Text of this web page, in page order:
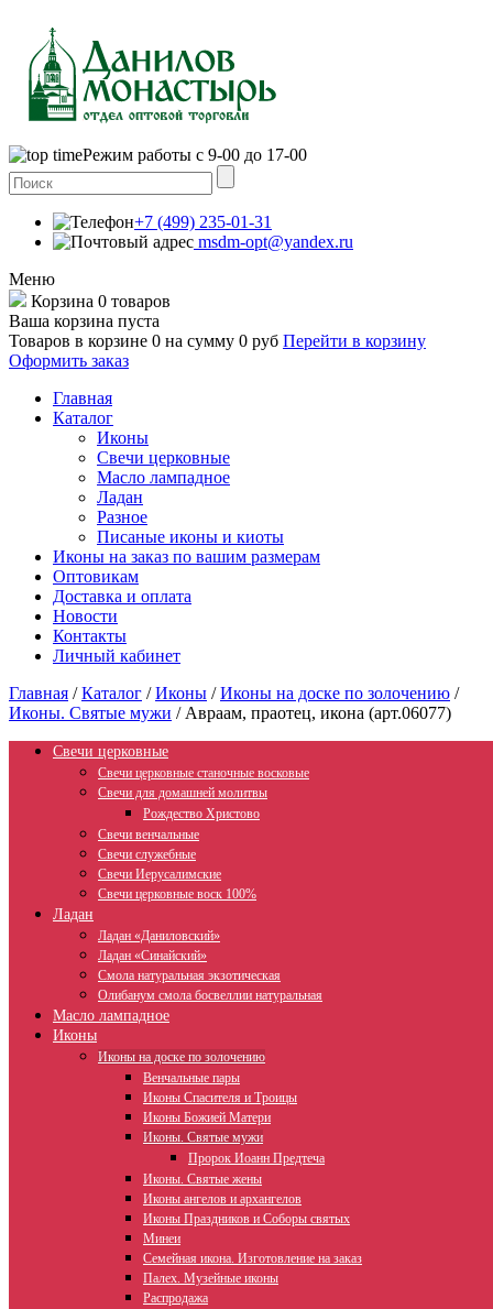
Режим работы с 9-00 до 17-00
+7 (499) 235-01-31
msdm-opt@yandex.ru
Меню
Корзина 0 товаров
Ваша корзина пуста
Товаров в корзине 0 на сумму 0 руб Перейти в корзину
Оформить заказ
Главная
Каталог
Иконы
Свечи церковные
Масло лампадное
Ладан
Разное
Писаные иконы и киоты
Иконы на заказ по вашим размерам
Оптовикам
Доставка и оплата
Новости
Контакты
Личный кабинет
Главная /Каталог /Иконы /Иконы на доске по золочению /
Иконы. Святые мужи / Авраам, праотец, икона (арт.06077)
Свечи церковные
Свечи церковные станочные восковые
Свечи для домашней молитвы
Рождество Христово
Свечи венчальные
Свечи служебные
Свечи Иерусалимские
Свечи церковные воск 100%
Ладан
Ладан «Даниловский»
Ладан «Синайский»
Смола натуральная экзотическая
Олибанум смола босвеллии натуральная
Масло лампадное
Иконы
Иконы на доске по золочению
Венчальные пары
Иконы Спасителя и Троицы
Иконы Божией Матери
Иконы. Святые мужи
Пророк Иоанн Предтеча
Иконы. Святые жены
Иконы ангелов и архангелов
Иконы Праздников и Соборы святых
Минеи
Семейная икона. Изготовление на заказ
Палех. Музейные иконы
Распродажа